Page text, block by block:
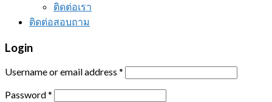
ติดต่อเรา
ติดต่อสอบถาม
Login
Username or email address *
Password*